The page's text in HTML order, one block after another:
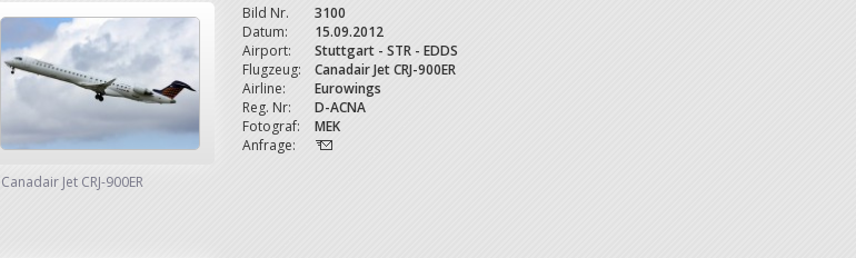
Canadair Jet CRJ-900ER
Bild Nr.
3100
Datum:
15.09.2012
Airport:
Stuttgart - STR - EDDS
Flugzeug:
Canadair JetCRJ-900ER
Airline:
Eurowings
Reg. Nr:
D-ACNA
Fotograf:
MEK
Anfrage: